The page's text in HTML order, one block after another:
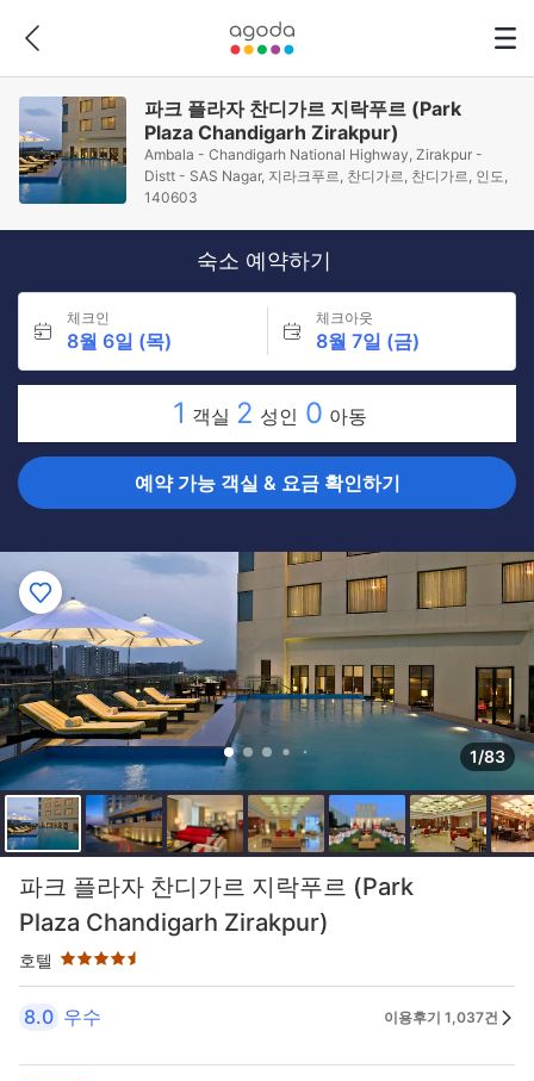
파크 플라자 찬디가르 지락푸르 (Park
Plaza Chandigarh Zirakpur)
Ambala - Chandigarh National Highway, Zirakpur -
Distt - SAS Nagar, 지라크푸르, 찬디가르, 찬디가르, 인도,
140603
숙소 예약하기
체크인
8월 6일 (목)
체크아웃
8월 7일 (금)
1 객실 2 성인 0 아동
예약 가능 객실 & 요금 확인하기
1/83
파크 플라자 찬디가르 지락푸르 (Park
Plaza Chandigarh Zirakpur)
호텔
4.5성급
8.0 우수 이용후기 1,037건